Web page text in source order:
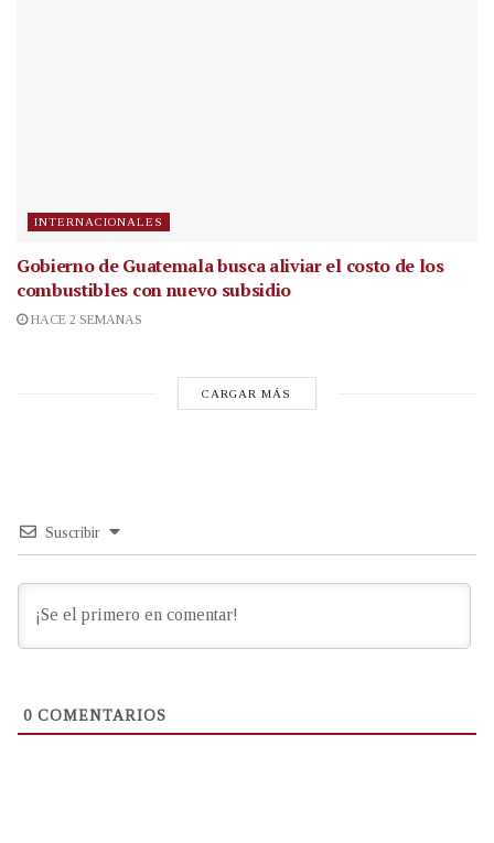
INTERNACIONALES
Gobierno de Guatemala busca aliviar el costo de los
combustibles con nuevo subsidio
HACE 2 SEMANAS
CARGAR MÁS
Suscribir
0 COMENTARIOS